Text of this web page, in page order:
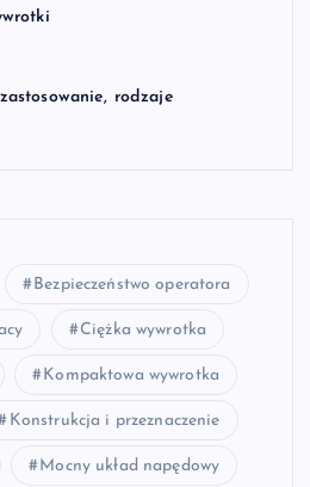
rodzaje
Bezpieczeństwo operatora
Ciężka wywrotka
Kompaktowa wywrotka
Konstrukcja i przeznaczenie
Mocny układ napędowy